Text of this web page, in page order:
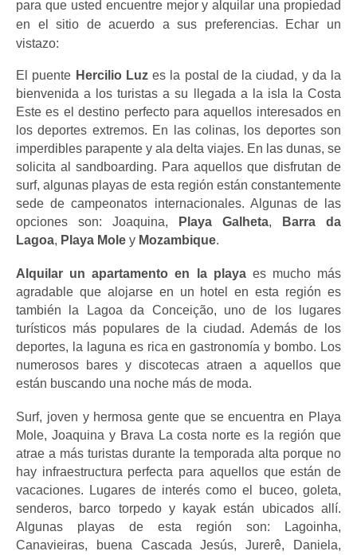
para que usted encuentre mejor y alquilar una propiedad
en el sitio de acuerdo a sus preferencias. Echar un
vistazo:
El puente Hercilio Luz es la postal de la ciudad, y da la
bienvenida a los turistas a su llegada a la isla la Costa
Este es el destino perfecto para aquellos interesados ​​en
los deportes extremos. En las colinas, los deportes son
imperdibles parapente y ala delta viajes. En las dunas, se
solicita al sandboarding. Para aquellos que disfrutan de
surf, algunas playas de esta región están constantemente
sede de campeonatos internacionales. Algunas de las
opciones son: Joaquina,
Playa Galheta, Barra da
Lagoa, Playa Mole y Mozambique.
Alquilar un apartamento en la playa es mucho más
agradable que alojarse en un hotel en esta región es
también la Lagoa da Conceição, uno de los lugares
turísticos más populares de la ciudad. Además de los
deportes, la laguna es rica en gastronomía y bombo. Los
numerosos bares y discotecas atraen a aquellos que
están buscando una noche más de moda.
Surf, joven y hermosa gente que se encuentra en Playa
Mole, Joaquina y Brava La costa norte es la región que
atrae a más turistas durante la temporada alta porque no
hay infraestructura perfecta para aquellos que están de
vacaciones. Lugares de interés como el buceo, goleta,
senderos, barco torpedo y kayak están ubicados allí.
Algunas playas de esta región son: Lagoinha,
Canavieiras, buena Cascada Jesús, Jurerê, Daniela,